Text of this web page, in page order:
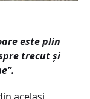
este plin
trecut și